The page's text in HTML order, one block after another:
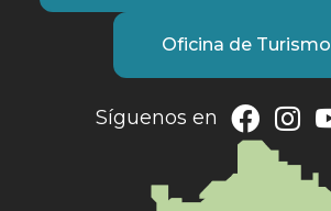
Oficina de Turismo
Síguenos en